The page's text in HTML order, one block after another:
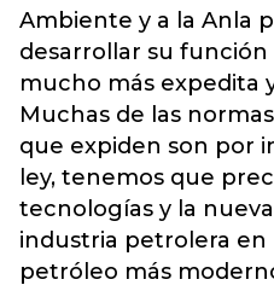
Ambiente y a la Anla
desarrollar su
mucho más expedita
Muchas de las
que expiden son por
ley, tenemos que
tecnologías y la
industria petrolera
petróleo más